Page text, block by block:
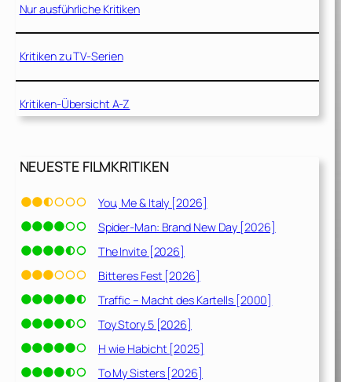
Nur ausführliche Kritiken
Kritiken zu TV-Serien
Kritiken-Übersicht A-Z
NEUESTE FILMKRITIKEN
You, Me & Italy [2026]
Spider-Man: Brand New Day [2026]
The Invite [2026]
Bitteres Fest [2026]
Traffic – Macht des Kartells [2000]
Toy Story 5 [2026]
H wie Habicht [2025]
To My Sisters [2026]